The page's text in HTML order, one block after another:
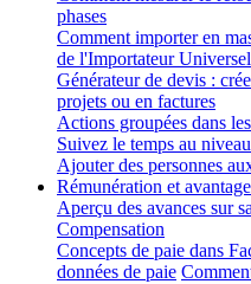
phases
Comment importer en
de l'Importateur Universel
Générateur de devis :
projets ou en factures
Actions groupées dans
Suivez le temps au
Ajouter des personnes
Rémunération et
Aperçu des avances sur
Compensation
Concepts de paie dans
données de paie